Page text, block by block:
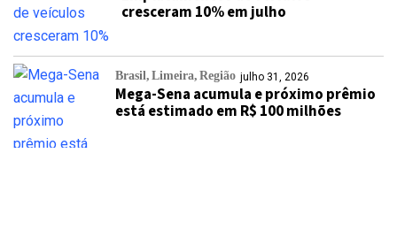
cresceram 10% em julho
Brasil Limeira Região julho 31, 2026
Mega-Sena acumula e próximo prêmio
está estimado em R$ 100 milhões